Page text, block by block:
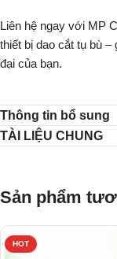
Liên hệ ngay với MP
thiết bị dao cắt tụ bù –
đại của bạn.
Thông tin bổ sung
TÀI LIỆU CHUNG
Sản phẩm
HOT